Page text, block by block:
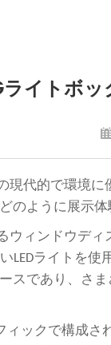
ライトボ
代的で環境
のように展示
ィンドウデ
LEDライト
スであり、
ィックで構成